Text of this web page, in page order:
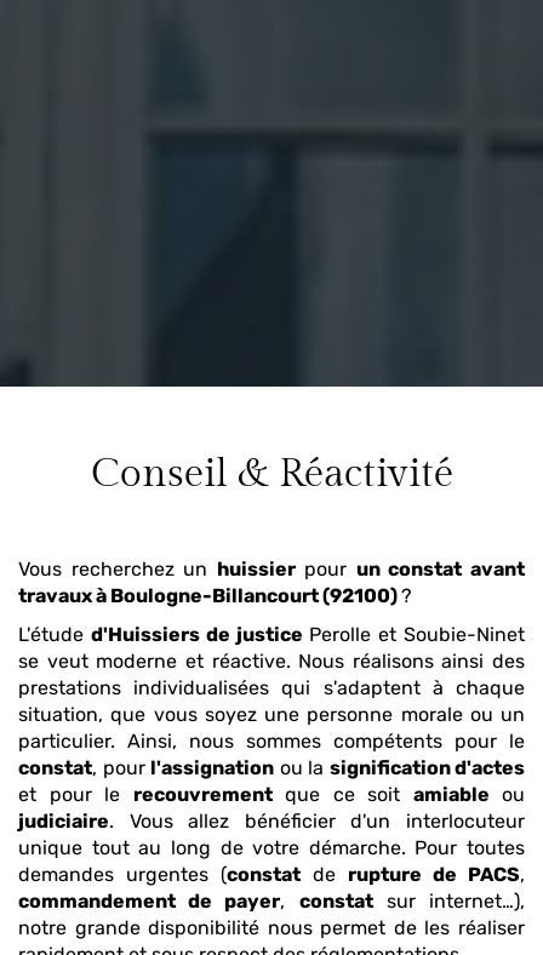
Conseil & Réactivité
Vous recherchez un huissierpour un constat avant
travauxà Boulogne-Billancourt (92100)?
L'étude d'Huissiers de justice Perolle et Soubie-Ninet
se veut moderne et réactive. Nous réalisons ainsi des
prestations individualisées qui s'adaptent à chaque
situation, que vous soyez une personne morale ou un
particulier. Ainsi, nous sommes compétents pour le
constat, pour l'assignation ou la signification d'actes
et pour le recouvrementque ce soit amiable ou
judiciaire. Vous allez bénéficier d'un interlocuteur
unique tout au long de votre démarche. Pour toutes
demandes urgentes (constat de rupture de PACS,
commandement de payer, constatsur internet…),
notre grande disponibilité nous permet de les réaliser